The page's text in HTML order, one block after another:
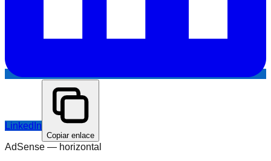
LinkedIn
Copiar enlace
AdSense — horizontal